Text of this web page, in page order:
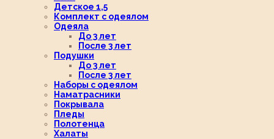
Детское 1,5
Комплект с одеялом
Одеяла
До 3 лет
После 3 лет
Подушки
До 3 лет
После 3 лет
Наборы с одеялом
Наматрасники
Покрывала
Пледы
Полотенца
Халаты